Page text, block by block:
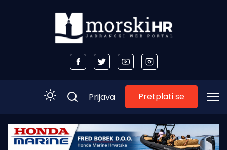
Početna
Prijava Pretplati se